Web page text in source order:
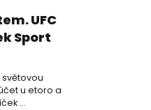
UFC
Sport
u etoro a
...